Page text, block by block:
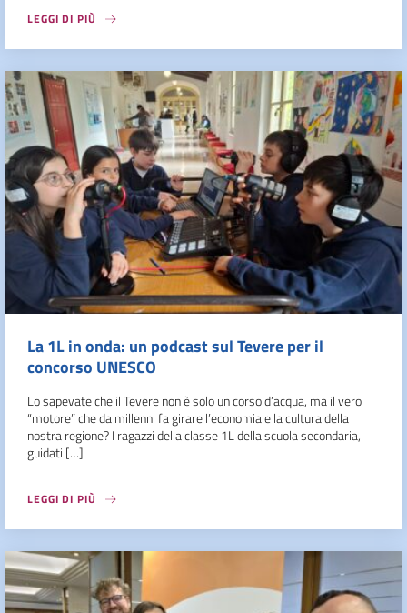
LEGGI DI PIÙ
La 1L in onda: un podcast sul Tevere per il
concorso UNESCO
Lo sapevate che il Tevere non è solo un corso d’acqua, ma il vero
“motore” che da millenni fa girare l’economia e la cultura della
nostra regione? I ragazzi della classe 1L della scuola secondaria,
guidati […]
LEGGI DI PIÙ